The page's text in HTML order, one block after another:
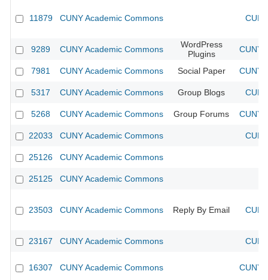
11879 CUNY Academic Commons
9289 CUNY Academic Commons
WordPress
Plugins
CUNY
7981 CUNY Academic Commons Social Paper CUNY
5317 CUNY Academic Commons Group Blogs
5268 CUNY Academic Commons Group Forums CUNY
22033 CUNY Academic Commons
25126 CUNY Academic Commons
25125 CUNY Academic Commons
23503 CUNY Academic Commons Reply By Email
23167 CUNY Academic Commons
16307 CUNY Academic Commons CUNY